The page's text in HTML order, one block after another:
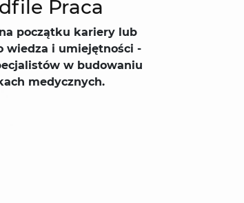
Praca
początku kariery lub
wiedza i umiejętności -
w budowaniu
medycznych.